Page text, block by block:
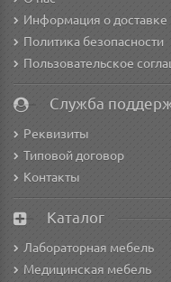
Информация о доставке
Политика безопасности
Пользовательское
Служба
Реквизиты
Типовой договор
Контакты
Каталог
Лабораторная мебель
Медицинская мебель